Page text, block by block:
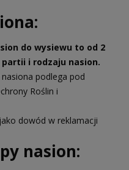
do wysiewu to od 2
i rodzaju nasion.
podlega pod
Roślin i
dowód w reklamacji
nasion: